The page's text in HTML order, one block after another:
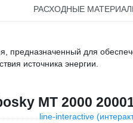
РАСХОДНЫЕ
предназначенный для
источника энергии.
MT 2000
line-interactive